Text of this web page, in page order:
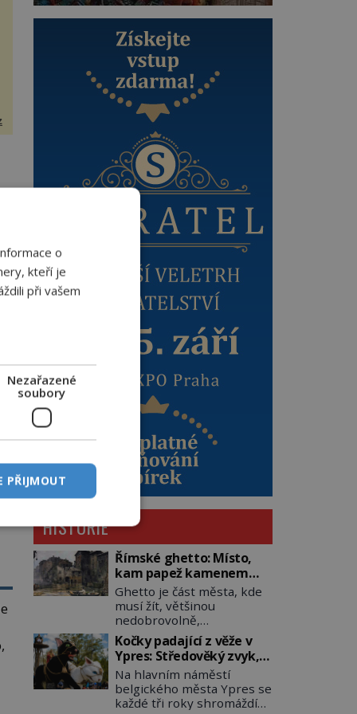
HISTORIE
Římské ghetto: Místo,
kam papež kamenem
dohodil
Ghetto je část města, kde
musí žít, většinou
nedobrovolně,
náboženská, rasová nebo
národnostní menšina
obyvatel. Bohaté
historické zkušenosti mají
s takovým životem Židé. Už
od středověku jsou totiž v
Kočky padající z věže v
Ypres: Středověký zvyk,
který dodnes budí
rozpaky
Na hlavním náměstí
belgického města Ypres se
každé tři roky shromáždí
o
kteří je
při vašem
Nezařazené
soubory
PŘIJMOUT